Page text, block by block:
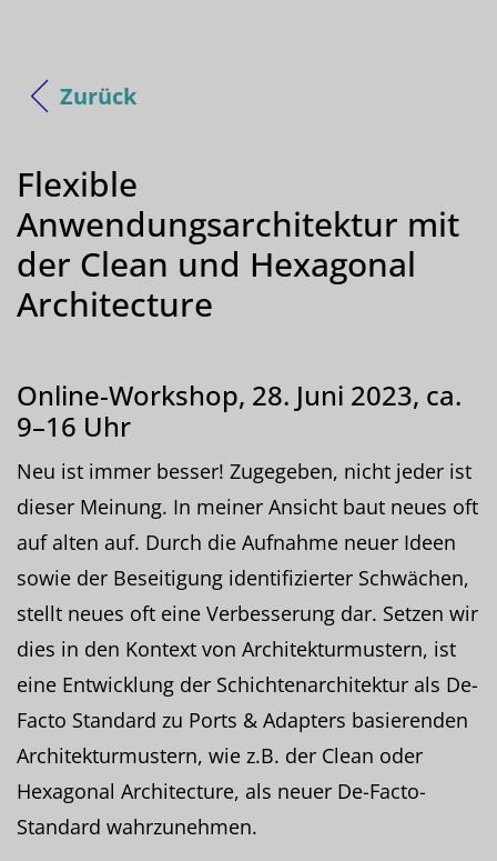
Zurück
Flexible
Anwendungsarchitektur mit
der Clean und Hexagonal
Architecture
Online-Workshop, 28. Juni 2023, ca.
9–16 Uhr
Neu ist immer besser! Zugegeben, nicht jeder ist
dieser Meinung. In meiner Ansicht baut neues oft
auf alten auf. Durch die Aufnahme neuer Ideen
sowie der Beseitigung identifizierter Schwächen,
stellt neues oft eine Verbesserung dar. Setzen wir
dies in den Kontext von Architekturmustern, ist
eine Entwicklung der Schichtenarchitektur als De-
Facto Standard zu Ports & Adapters basierenden
Architekturmustern, wie z.B. der Clean oder
Hexagonal Architecture, als neuer De-Facto-
Standard wahrzunehmen.